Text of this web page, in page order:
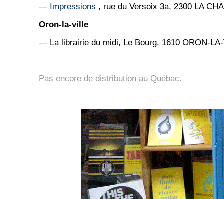
— Impressions , rue du Versoix 3a, 2300 LA
Oron-la-ville
— La librairie du midi, Le Bourg, 1610 ORON-
Pas encore de distribution au Québac.